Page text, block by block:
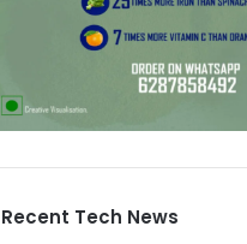
Recent Tech News